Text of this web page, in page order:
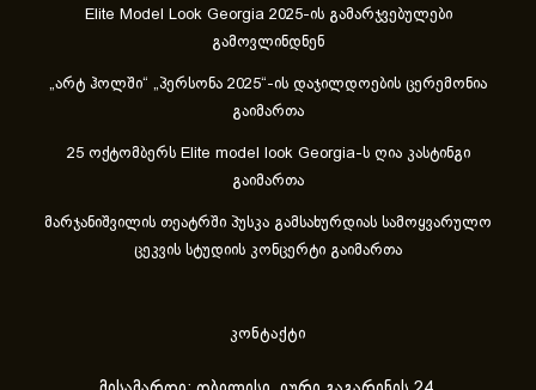
Elite Model Look Georgia 2025-ის გამარჯვებულები
გამოვლინდნენ
„არტ ჰოლში“ „პერსონა 2025“-ის დაჯილდოების ცერემონია
გაიმართა
25 ოქტომბერს Elite model look Georgia-ს ღია კასტინგი
გაიმართა
მარჯანიშვილის თეატრში პუსკა გამსახურდიას სამოყვარულო
ცეკვის სტუდიის კონცერტი გაიმართა
კონტაქტი